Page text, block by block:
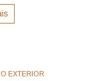
EXTERIOR